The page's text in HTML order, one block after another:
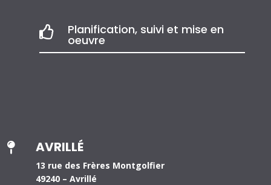
 Planification, suivi et mise en
oeuvre
 AVRILLÉ
13 rue des Frères Montgolfier
49240 – Avrillé